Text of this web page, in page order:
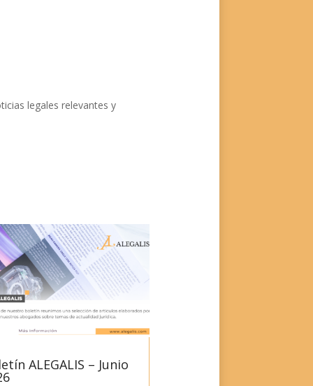
legales relevantes y
ALEGALIS – Junio